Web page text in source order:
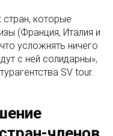
стран, которые
(Франция, Италия и
усложнять ничего
с ней солидарны»,
SV tour.